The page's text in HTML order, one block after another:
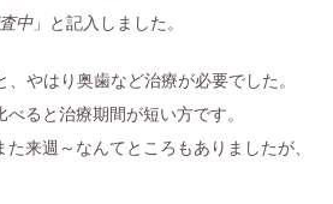
中」と記入しました。
、やはり奥歯など治療が必要でした。
ると治療期間が短い方です。
来週～なんてところもありましたが、